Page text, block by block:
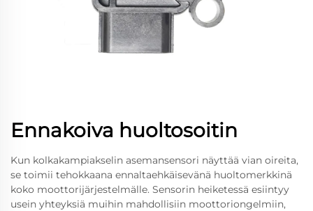
Ennakoiva huoltosoitin
Kun kolkakampiakselin asemansensori näyttää vian oireita,
se toimii tehokkaana ennaltaehkäisevänä huoltomerkkinä
koko moottorijärjestelmälle. Sensorin heiketessä esiintyy
usein yhteyksiä muihin mahdollisiin moottoriongelmiin,